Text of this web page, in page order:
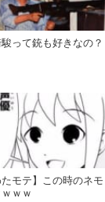
って銃も好きなの？
たモテ】この時のネモ
ｗｗ